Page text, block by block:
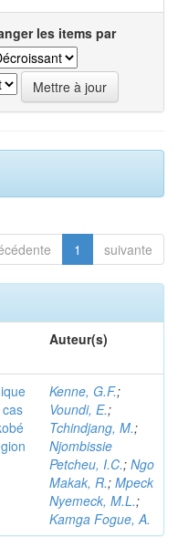
les items par
1 suivante
Auteur(s)
Kenne, G.F.;
Voundi, E.;
Tchindjang, M.;
Njombissie
Petcheu, I.C.; Ngo
Makak, R.; Mpeck
Nyemeck, M.L.;
Kamga Fogue, A.